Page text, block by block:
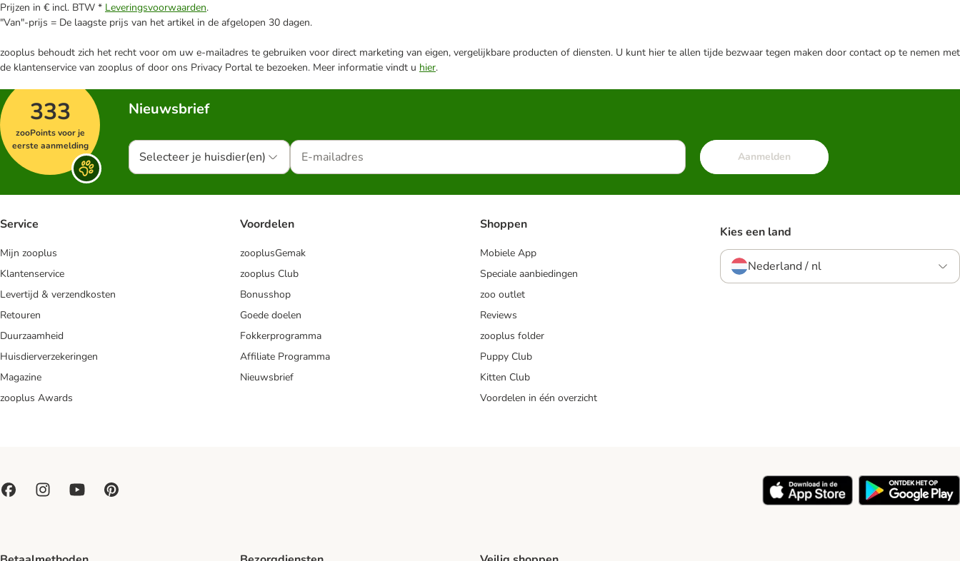
Prijzen in € incl. BTW * Leveringsvoorwaarden.
"Van"-prijs = De laagste prijs van het artikel in de afgelopen 30 dagen.
zooplus behoudt zich het recht voor om uw e-mailadres te gebruiken voor direct marketing van eigen, vergelijkbare producten of diensten. U kunt hier te allen tijde bezwaar tegen maken door contact op te nemen met
de klantenservice van zooplus of door ons Privacy Portal te bezoeken. Meer informatie vindt u hier.
333
zooPoints voor je
eerste aanmelding
Nieuwsbrief
Selecteer je huisdier(en) Aanmelden
Service
Mijn zooplus
Klantenservice
Levertijd & verzendkosten
Retouren
Duurzaamheid
Huisdierverzekeringen
Magazine
zooplus Awards
Voordelen
zooplusGemak
zooplus Club
Bonusshop
Goede doelen
Fokkerprogramma
Affiliate Programma
Nieuwsbrief
Shoppen
Mobiele App
Speciale aanbiedingen
zoo outlet
Reviews
zooplus folder
Puppy Club
Kitten Club
Voordelen in één overzicht
Kies een land
Nederland / nl